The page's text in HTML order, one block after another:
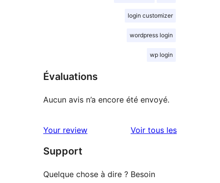
login customizer
wordpress login
wp login
Évaluations
Aucun avis n’a encore été envoyé.
Your review Voir tous lesavis
Support
Quelque chose à dire ? Besoin